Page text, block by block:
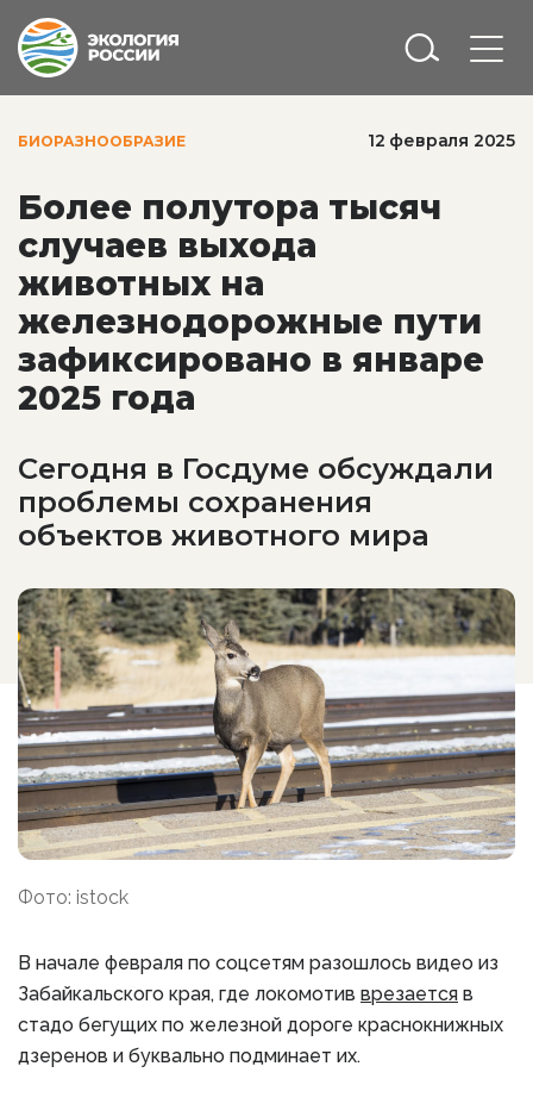
БИОРАЗНООБРАЗИЕ 12 февраля 2025
Более полутора тысяч
случаев выхода
животных на
железнодорожные пути
зафиксировано в январе
2025 года
Сегодня в Госдуме обсуждали
проблемы сохранения
объектов животного мира
Фото: istock
В начале февраля по соцсетям разошлось видео из
Забайкальского края, где локомотив врезается в
стадо бегущих по железной дороге краснокнижных
дзеренов и буквально подминает их.